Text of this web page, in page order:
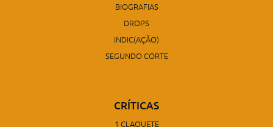
BIOGRAFIAS
DROPS
INDIC(AÇÃO)
SEGUNDO CORTE
CRÍTICAS
1 CLAQUETE